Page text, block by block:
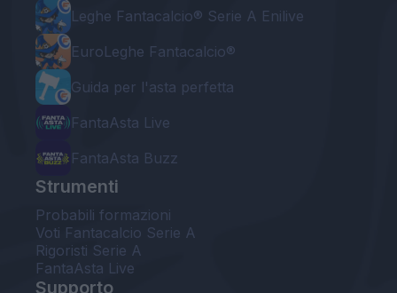
Leghe Fantacalcio® Serie A Enilive
EuroLeghe Fantacalcio®
Guida per l'asta perfetta
FantaAsta Live
FantaAsta Buzz
Strumenti
Probabili formazioni
Voti Fantacalcio Serie A
Rigoristi Serie A
FantaAsta Live
Supporto